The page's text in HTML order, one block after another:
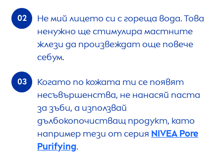
Не мий лицето си с гореща вода. Това
ненужно ще стимулира мастните
жлези да произвеждат още повече
себум.
Когато по кожата ти се появят
несъвършенства, не нанасяй паста
за зъби, а използвай
дълбокопочистващ продукт, като
например тези от серия NIVEA Pore
Purifying.